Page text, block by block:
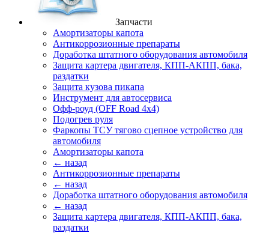
Запчасти
Амортизаторы капота
Антикоррозионные препараты
Доработка штатного оборудования автомобиля
Защита картера двигателя, КПП-АКПП, бака,
раздатки
Защита кузова пикапа
Инструмент для автосервиса
Офф-роуд (OFF Road 4x4)
Подогрев руля
Фаркопы ТСУ тягово сцепное устройство для
автомобиля
Амортизаторы капота
← назад
Антикоррозионные препараты
← назад
Доработка штатного оборудования автомобиля
← назад
Защита картера двигателя, КПП-АКПП, бака,
раздатки